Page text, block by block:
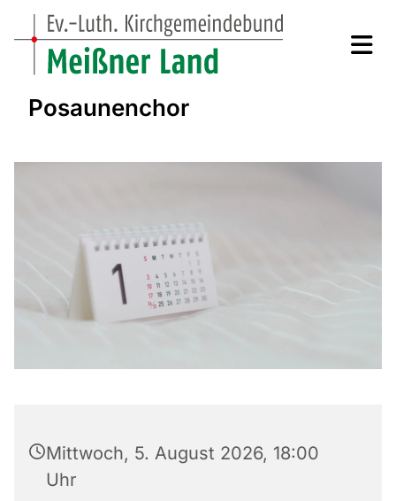
Posaunenchor
Mittwoch, 5. August 2026, 18:00
Uhr